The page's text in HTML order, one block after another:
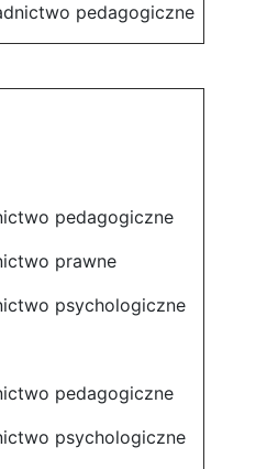
pedagogiczne
pedagogiczne
prawne
psychologiczne
pedagogiczne
psychologiczne